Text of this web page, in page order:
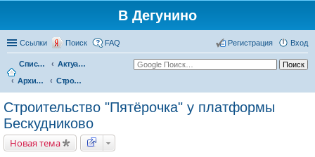
В Дегунино
Ссылки Поиск FAQ Вход
Регистрация
Список форумов
Актуальные вопросы
Архив событий
Строительство "Пятёрочка" у платформы Бескудниково
Строительство "Пятёрочка" у платформы
Бескудниково
Новая тема